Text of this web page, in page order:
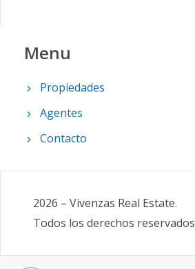
Menu
Propiedades
Agentes
Contacto
2026 – Vivenzas Real Estate.
Todos los derechos reservados